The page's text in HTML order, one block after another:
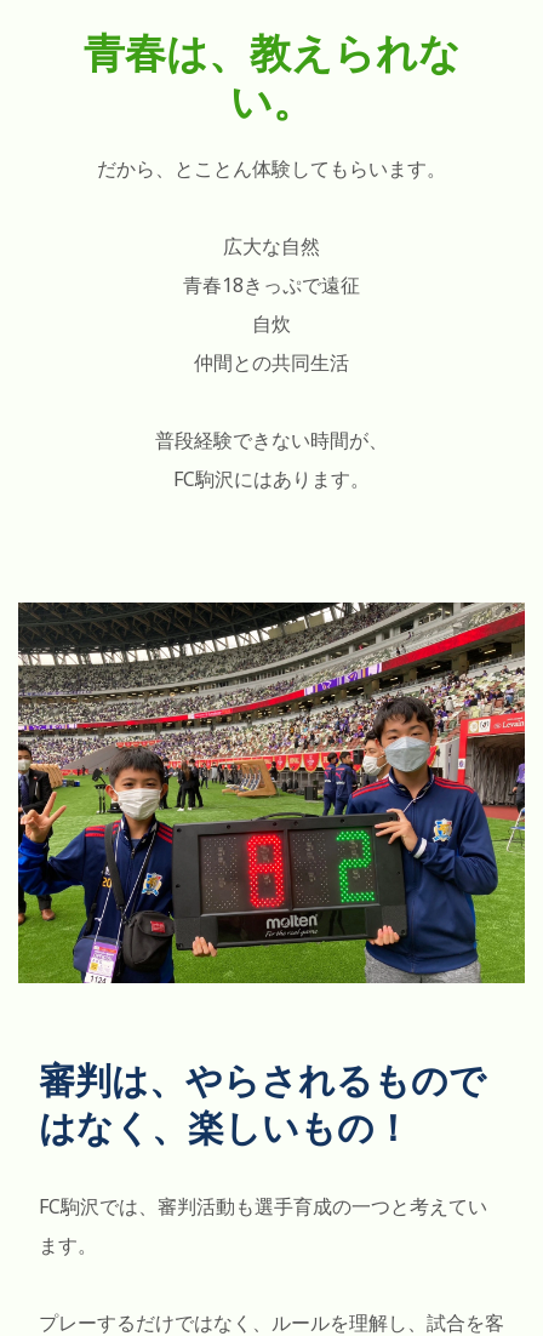
青春は、教えられな
い。
だから、とことん体験してもらいます。
広大な自然
青春18きっぷで遠征
自炊
仲間との共同生活
普段経験できない時間が、
FC駒沢にはあります。
審判は、やらされるもので
はなく、楽しいもの！
FC駒沢では、審判活動も選手育成の一つと考えてい
ます。
プレーするだけではなく、ルールを理解し、試合を客